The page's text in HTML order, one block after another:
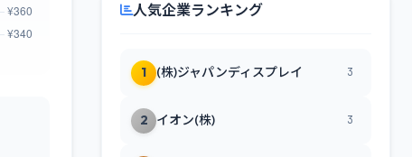
人気企業ランキング
1 (株)ジャパンディスプレイ 3
2 イオン(株) 3